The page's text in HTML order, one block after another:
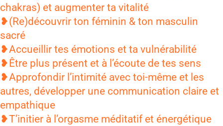
chakras) et augmenter ta vitalité
❥(Re)découvrir ton féminin & ton masculin
sacré
❥Accueillir tes émotions et ta vulnérabilité
❥Être plus présent et à l’écoute de tes sens
❥Approfondir l’intimité avec toi-même et les
autres, développer une communication claire et
empathique
❥T’initier à l’orgasme méditatif et énergétique